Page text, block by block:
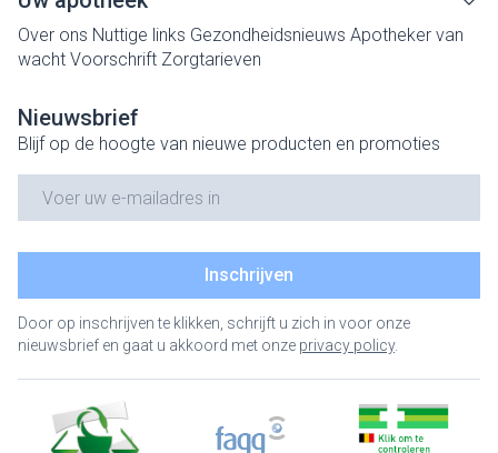
Over ons Nuttige links Gezondheidsnieuws Apotheker van
wacht Voorschrift Zorgtarieven
Nieuwsbrief
Blijf op de hoogte van nieuwe producten en promoties
Inschrijven
Door op inschrijven te klikken, schrijft u zich in voor onze
nieuwsbrief en gaat u akkoord met onze privacy policy.